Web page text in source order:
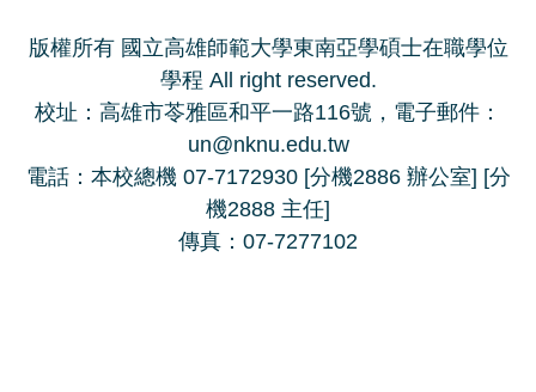
版權所有 國立高雄師範大學東南亞學碩士在職學位
學程 All right reserved.
校址：高雄市苓雅區和平一路116號，電子郵件：
un@nknu.edu.tw
電話：本校總機 07-7172930 [分機2886 辦公室] [分
機2888 主任]
傳真：07-7277102